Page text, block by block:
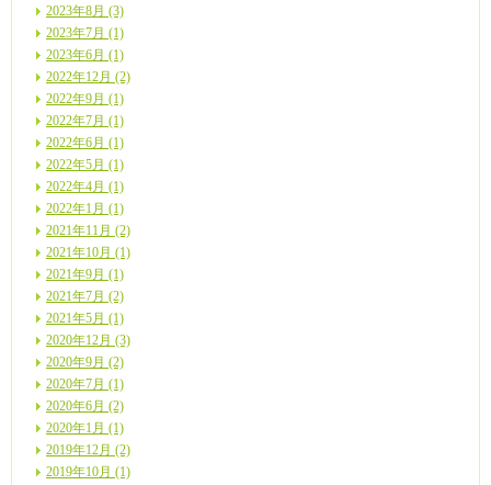
2023年8月 (3)
2023年7月 (1)
2023年6月 (1)
2022年12月 (2)
2022年9月 (1)
2022年7月 (1)
2022年6月 (1)
2022年5月 (1)
2022年4月 (1)
2022年1月 (1)
2021年11月 (2)
2021年10月 (1)
2021年9月 (1)
2021年7月 (2)
2021年5月 (1)
2020年12月 (3)
2020年9月 (2)
2020年7月 (1)
2020年6月 (2)
2020年1月 (1)
2019年12月 (2)
2019年10月 (1)